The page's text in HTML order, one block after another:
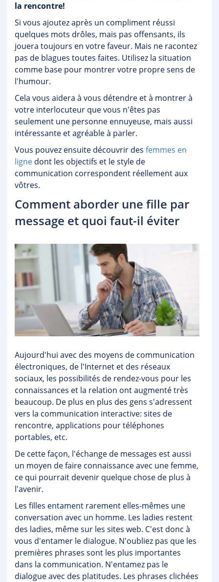
la rencontre!
Si vous ajoutez après un compliment réussi
quelques mots drôles, mais pas offensants, ils
jouera toujours en votre faveur. Mais ne racontez
pas de blagues toutes faites. Utilisez la situation
comme base pour montrer votre propre sens de
l'humour.
Cela vous aidera à vous détendre et à montrer à
votre interlocuteur que vous n'êtes pas
seulement une personne ennuyeuse, mais aussi
intéressante et agréable à parler.
Vous pouvez ensuite découvrir des femmes en
ligne dont les objectifs et le style de
communication correspondent réellement aux
vôtres.
Comment aborder une fille par
message et quoi faut-il éviter
Aujourd'hui avec des moyens de communication
électroniques, de l'Internet et des réseaux
sociaux, les possibilités de rendez-vous pour les
connaissances et la relation ont augmenté très
beaucoup. De plus en plus des gens s'adressent
vers la communication interactive: sites de
rencontre, applications pour téléphones
portables, etc.
De cette façon, l'échange de messages est aussi
un moyen de faire connaissance avec une femme,
ce qui pourrait devenir quelque chose de plus à
l'avenir.
Les filles entament rarement elles-mêmes une
conversation avec un homme. Les ladies restent
des ladies, même sur les sites web. C'est donc à
vous d'entamer le dialogue. N'oubliez pas que les
premières phrases sont les plus importantes
dans la communication. N'entamez pas le
dialogue avec des platitudes. Les phrases clichées